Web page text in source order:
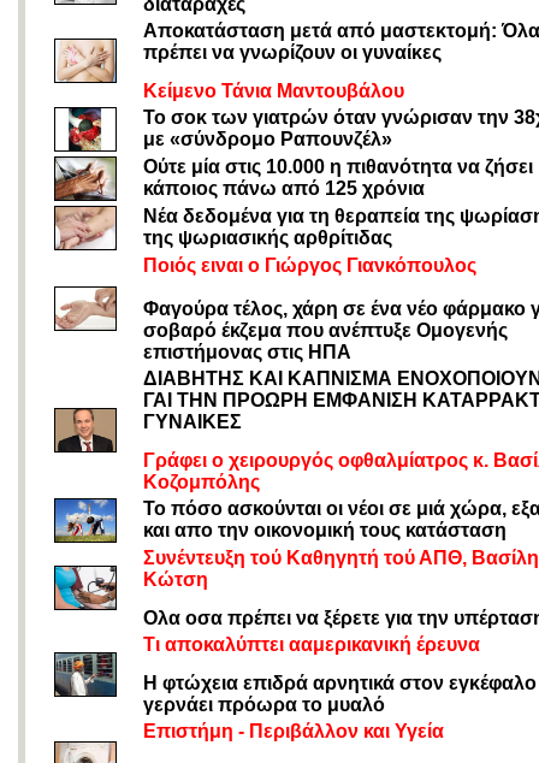
διαταραχές
Αποκατάσταση μετά από μαστεκτομή:
πρέπει να γνωρίζουν οι γυναίκες
Κείμενο Τάνια Μαντουβάλου
Το σοκ των γιατρών όταν γνώρισαν την
με «σύνδρομο Ραπουνζέλ»
Ούτε μία στις 10.000 η πιθανότητα να ζήσει
κάποιος πάνω από 125 χρόνια
Νέα δεδομένα για τη θεραπεία της
της ψωριασικής αρθρίτιδας
Ποιός ειναι ο Γιώργος Γιανκόπουλος
Φαγούρα τέλος, χάρη σε ένα νέο φάρμακο
σοβαρό έκζεμα που ανέπτυξε Ομογενής
επιστήμονας στις ΗΠΑ
ΔΙΑΒΗΤΗΣ ΚΑΙ ΚΑΠΝΙΣΜΑ
ΓΑΙ ΤΗΝ ΠΡΟΩΡΗ ΕΜΦΑΝΙΣΗ
ΓΥΝΑΙΚΕΣ
Γράφει ο χειρουργός οφθαλμίατρος κ.
Κοζομπόλης
Το πόσο ασκούνται οι νέοι σε μιά χώρα,
και απο την οικονομική τους κατάσταση
Συνέντευξη τού Καθηγητή τού ΑΠΘ, Βασίλη
Κώτση
Ολα οσα πρέπει να ξέρετε για την
Τι αποκαλύπτει ααμερικανική έρευνα
Η φτώχεια επιδρά αρνητικά στον εγκέφαλο
γερνάει πρόωρα το μυαλό
Επιστήμη - Περιβάλλον και Υγεία